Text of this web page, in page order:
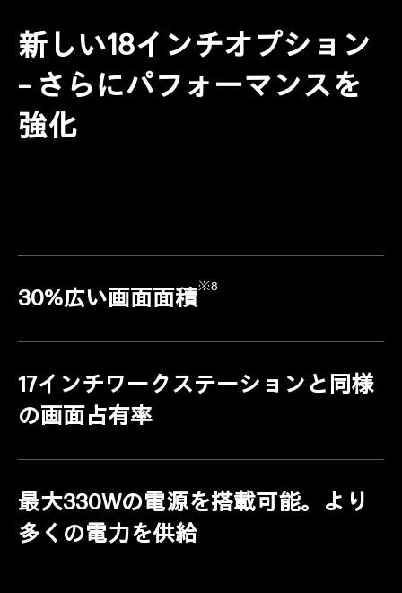
新しい18インチオプション
– さらにパフォーマンスを
強化
30%広い画面面積※8
17インチワークステーションと同様
の画面占有率
最大330Wの電源を搭載可能。より
多くの電力を供給